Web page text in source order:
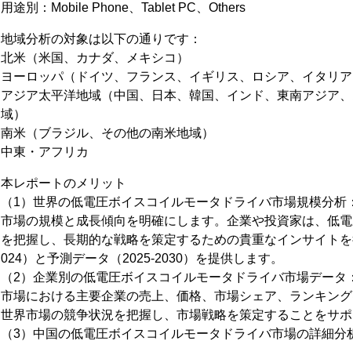
用途別：Mobile Phone、Tablet PC、Others
地域分析の対象は以下の通りです：
北米（米国、カナダ、メキシコ）
ヨーロッパ（ドイツ、フランス、イギリス、ロシア、イタリ
アジア太平洋地域（中国、日本、韓国、インド、東南アジア
域）
南米（ブラジル、その他の南米地域）
中東・アフリカ
本レポートのメリット
（1）世界の低電圧ボイスコイルモータドライバ市場規模分
市場の規模と成長傾向を明確にします。企業や投資家は、低
を把握し、長期的な戦略を策定するための貴重なインサイト
024）と予測データ（2025-2030）を提供します。
（2）企業別の低電圧ボイスコイルモータドライバ市場デー
市場における主要企業の売上、価格、市場シェア、ランキン
世界市場の競争状況を把握し、市場戦略を策定することをサ
（3）中国の低電圧ボイスコイルモータドライバ市場の詳細